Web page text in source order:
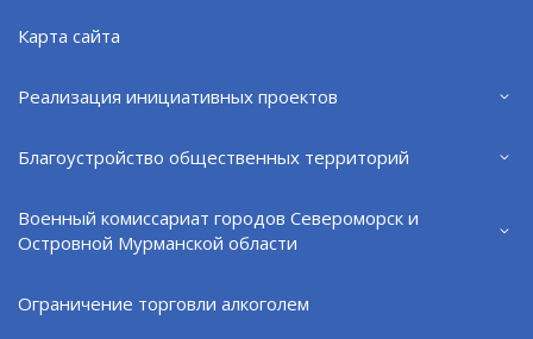
Карта сайта
Реализация инициативных проектов
Благоустройство общественных территорий
Военный комиссариат городов Североморск и
Островной Мурманской области
Ограничение торговли алкоголем
братья, сестры, бабушки и дедушки.
один или несколько опекунов. При необходимости,
попечительства может назначить одно и то же
лицо опекуном нескольких подопечных.
4. Выплачиваются ли опекунам денежное
вознаграждение за содержание совершеннолетних